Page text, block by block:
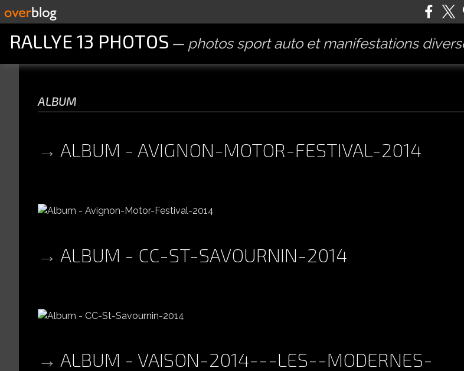
RALLYE 13 PHOTOS photos sport auto et manifestations
album
ALBUM - AVIGNON-MOTOR-FESTIVAL-2014
ALBUM - AVIGNON-
ALBUM - CC-ST-SAVOURNIN-2014
ALBUM - CC-ST-
ALBUM - VAISON-2014---LES--MODERNES-